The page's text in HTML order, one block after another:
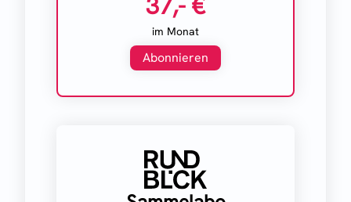
im Monat
Abonnieren